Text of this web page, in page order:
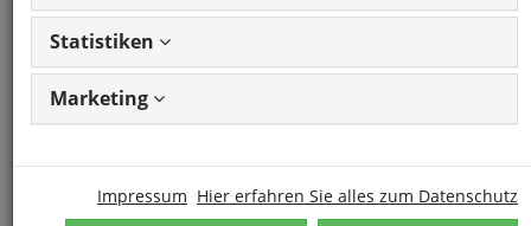
Artikel: 90073
zum Produkt stellen
Artikel: 90073
Statistiken
Marketing
Impressum Hier erfahren Sie alles zum Datenschutz